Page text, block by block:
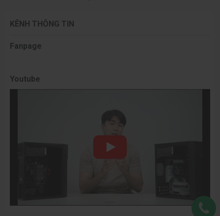
được làm bằng đồng hoặc nhôm. Nó tiếp xúc trực tiếp với
bề mặt của thành phần cần làm mát, chẳng hạn như CPU
hoặc GPU, để truyền nhiệt từ thành phần đó vào tản nhiệt.
đồng hoặc nhôm. Chúng được gắn vào cơ sở của tản nhiệt
nhiệt đến các khu vực làm mát khác.
3. Quạt làm mát: Tản nhiệt thường đi kèm với một hoặc
nhiều quạt để tăng cường luồng không khí và giúp làm mát
hiệu quả. Quạt thường được gắn vào trên ống nhiệt hoặc cơ
sở của tản nhiệt và tạo ra dòng không khí để làm mát các
thành phần.
4. Lưới tản nhiệt: Lưới tản nhiệt là một lớp mỏng của các lá
nhôm hoặc các tấm tản nhiệt khác được gắn lên các ống
KÊNH THÔNG TIN
Fanpage
Youtube